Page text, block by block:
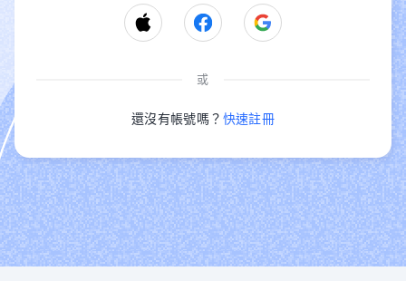
或
還沒有帳號嗎？ 快速註冊